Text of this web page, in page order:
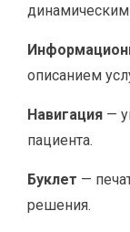
динамическим
описанием
Навигация —
пациента.
Буклет —
решения.